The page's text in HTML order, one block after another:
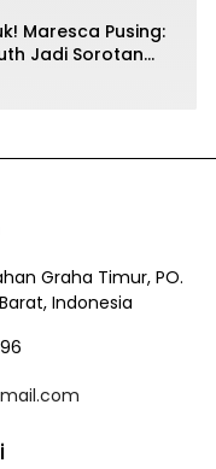
Maresca Pusing:
Jadi Sorotan
Graha Timur, PO.
Indonesia